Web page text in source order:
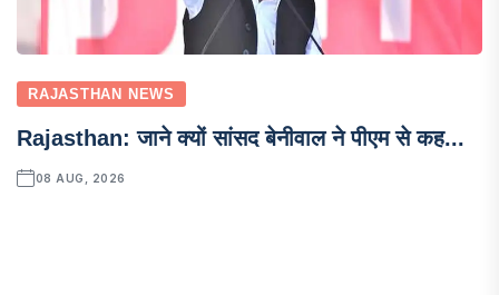
RAJASTHAN NEWS
Rajasthan: जाने क्यों सांसद बेनीवाल ने पीएम से कह...
08 AUG, 2026